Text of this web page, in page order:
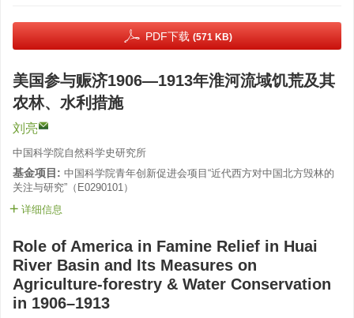
PDF下载 (571 KB)
美国参与赈济1906—1913年淮河流域饥荒及其
农林、水利措施
刘亮
中国科学院自然科学史研究所
基金项目: 中国科学院青年创新促进会项目“近代西方对中国北方毁林的
关注与研究”（E0290101）
详细信息
Role of America in Famine Relief in Huai
River Basin and Its Measures on
Agriculture-forestry & Water Conservation
in 1906–1913